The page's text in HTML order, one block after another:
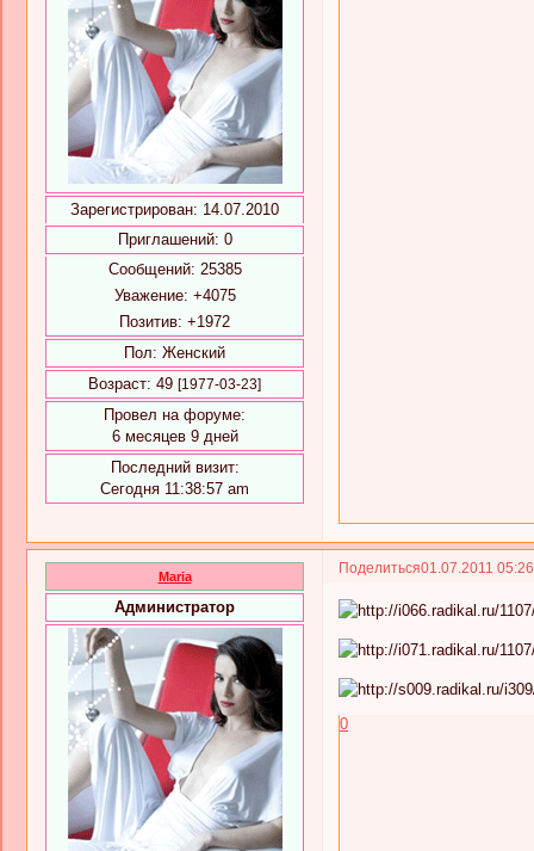
Зарегистрирован: 14.07.2010
Приглашений: 0
Сообщений: 25385
Уважение: +4075
Позитив: +1972
Пол: Женский
Возраст: 49 [1977-03-23]
Провел на форуме:
6 месяцев 9 дней
Последний визит:
Сегодня 11:38:57 am
Поделиться01.07.2011
Maria
Администратор
0